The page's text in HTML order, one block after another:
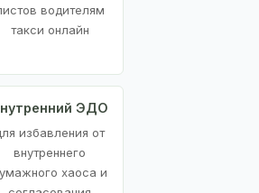
водителям
такси онлайн
ЭДО
избавления от
внутреннего
хаоса и